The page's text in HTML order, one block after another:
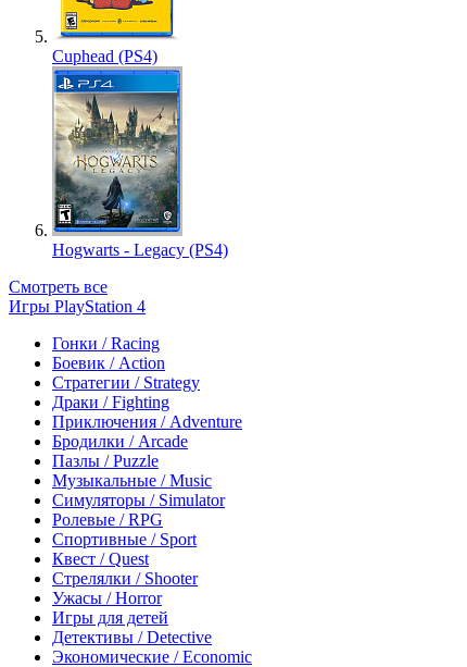
Cuphead (PS4)
Hogwarts - Legacy (PS4)
Смотреть все
Игры PlayStation 4
Гонки / Racing
Боевик / Action
Стратегии / Strategy
Драки / Fighting
Приключения / Adventure
Бродилки / Arcade
Пазлы / Puzzle
Музыкальные / Music
Симуляторы / Simulator
Ролевые / RPG
Спортивные / Sport
Квест / Quest
Стрелялки / Shooter
Ужасы / Horror
Игры для детей
Детективы / Detective
Экономические / Economic